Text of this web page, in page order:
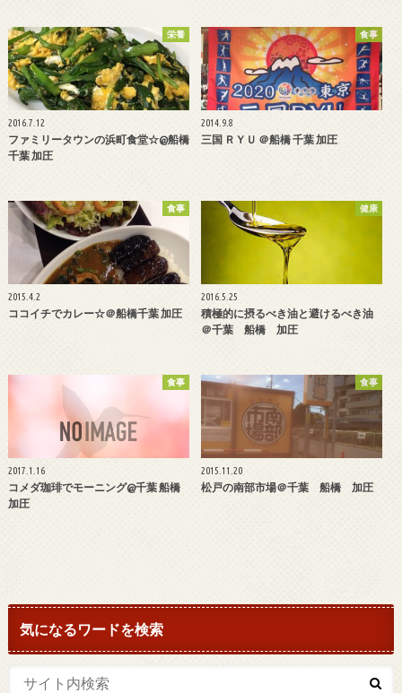
栄養
2016.7.12
ファミリータウンの浜町食堂☆@船橋
千葉 加圧
食事
2014.9.8
三国 ＲＹＵ ＠船橋 千葉 加圧
食事
2015.4.2
ココイチでカレー☆＠船橋千葉 加圧
健康
2016.5.25
積極的に摂るべき油と避けるべき油
＠千葉 船橋 加圧
食事
2017.1.16
コメダ珈琲でモーニング@千葉 船橋
加圧
食事
2015.11.20
松戸の南部市場＠千葉 船橋 加圧
気になるワードを検索